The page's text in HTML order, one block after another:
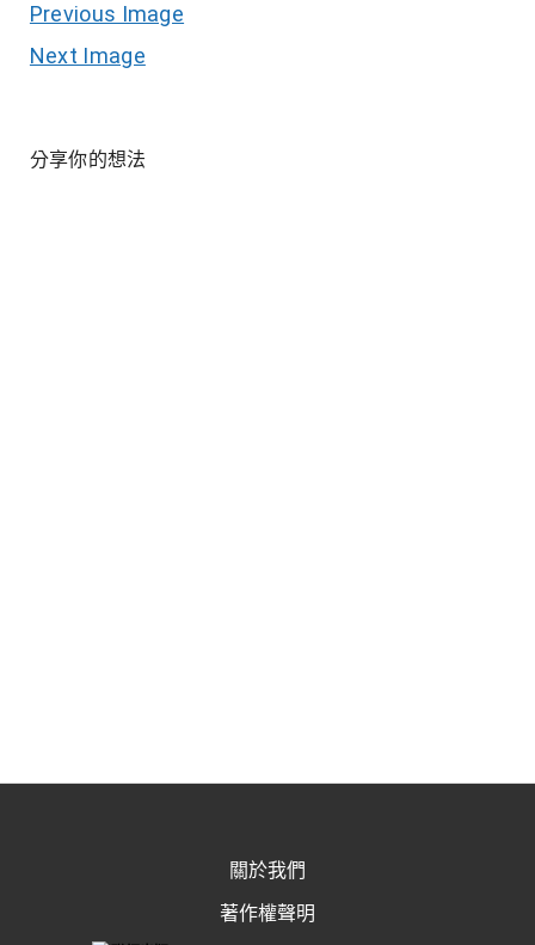
Previous Image
Next Image
分享你的想法
關於我們
著作權聲明